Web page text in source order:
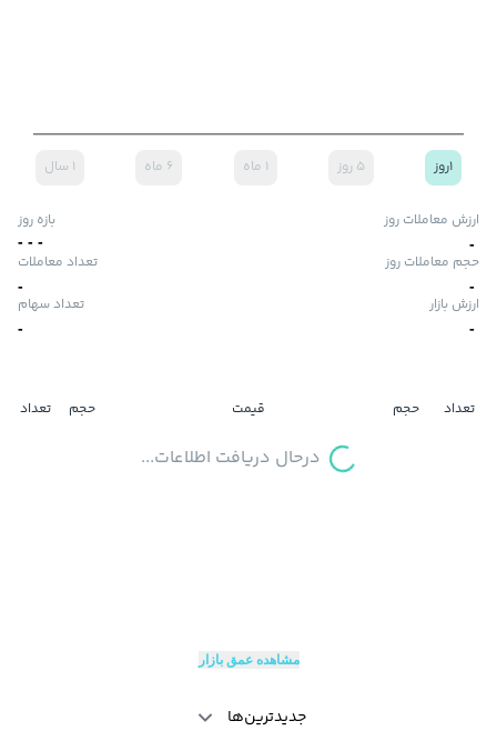
۱روز ۵ روز ۱ ماه ۶ ماه ۱ سال
ارزش معاملات روز
-
بازه روز
-
-
-
حجم معاملات روز
-
تعداد معاملات
-
ارزش بازار
-
تعداد سهام
-
تعداد حجم قیمت حجم تعداد
درحال دریافت اطلاعات...
مشاهده عمق بازار
جدیدترین‌ها